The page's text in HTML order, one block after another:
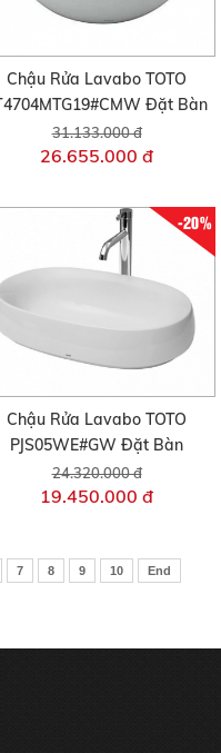
Chậu Rửa Lavabo TOTO
Đặt Bàn
31.133.000 đ
26.655.000 đ
-20%
Chậu Rửa Lavabo TOTO
PJS05WE#GW Đặt Bàn
24.320.000 đ
19.450.000 đ
7 8 9 10 End